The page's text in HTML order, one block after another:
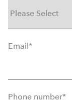
Email*
Phone number*